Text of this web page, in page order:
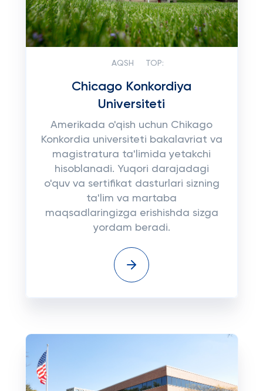
AQSH TOP:
Chicago Konkordiya
Universiteti
Amerikada o'qish uchun Chikago
Konkordia universiteti bakalavriat va
magistratura ta'limida yetakchi
hisoblanadi. Yuqori darajadagi
o'quv va sertifikat dasturlari sizning
ta'lim va martaba
maqsadlaringizga erishishda sizga
yordam beradi.